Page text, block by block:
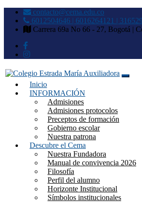
contacto@cema.edu.co
6012504646 | 6016264121 |
Carrera 69a No 66 - 27, Bogotá |
Colegio Estrada
Auxiliadora
Inicio
INFORMACIÓN
Admisiones
Admisiones protocolos
Preceptos de formación
Gobierno escolar
Nuestra patrona
Descubre el Cema
Nuestra Fundadora
Manual de convivencia 2026
Filosofía
Perfil del alumno
Horizonte Institucional
Símbolos institucionales